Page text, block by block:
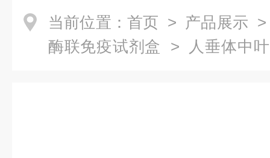
当前位置： 首页 > 产品展示
酶联免疫试剂盒 > 人垂体中